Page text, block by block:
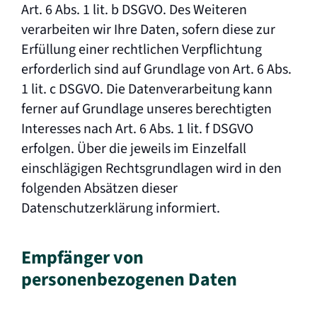
Art. 6 Abs. 1 lit. b DSGVO. Des Weiteren
verarbeiten wir Ihre Daten, sofern diese zur
Erfüllung einer rechtlichen Verpflichtung
erforderlich sind auf Grundlage von Art. 6 Abs.
1 lit. c DSGVO. Die Datenverarbeitung kann
ferner auf Grundlage unseres berechtigten
Interesses nach Art. 6 Abs. 1 lit. f DSGVO
erfolgen. Über die jeweils im Einzelfall
einschlägigen Rechtsgrundlagen wird in den
folgenden Absätzen dieser
Datenschutzerklärung informiert.
Empfänger von
personenbezogenen Daten